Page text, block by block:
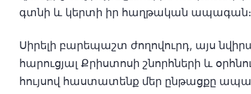
գտնի և կերտի իր հաղթական ապագան։
Սիրելի բարեպաշտ ժողովուրդ, այս
հարուցյալ Քրիստոսի շնորհների և
հույսով հաստատենք մեր ընթացքը